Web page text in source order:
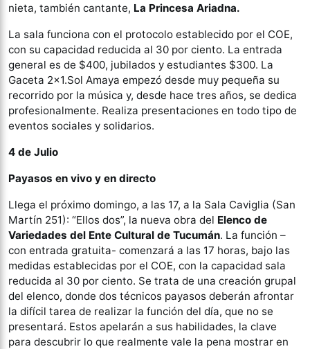
nieta, también cantante, La Princesa Ariadna.
La sala funciona con el protocolo establecido por el COE,
con su capacidad reducida al 30 por ciento. La entrada
general es de $400, jubilados y estudiantes $300. La
Gaceta 2×1.Sol Amaya empezó desde muy pequeña su
recorrido por la música y, desde hace tres años, se dedica
profesionalmente. Realiza presentaciones en todo tipo de
eventos sociales y solidarios.
4 de Julio
Payasos en vivo y en directo
Llega el próximo domingo, a las 17, a la Sala Caviglia (San
Martín 251): “Ellos dos”, la nueva obra del Elenco de
Variedades del Ente Cultural de Tucumán. La función –
con entrada gratuita- comenzará a las 17 horas, bajo las
medidas establecidas por el COE, con la capacidad sala
reducida al 30 por ciento. Se trata de una creación grupal
del elenco, donde dos técnicos payasos deberán afrontar
la difícil tarea de realizar la función del día, que no se
presentará. Estos apelarán a sus habilidades, la clave
para descubrir lo que realmente vale la pena mostrar en